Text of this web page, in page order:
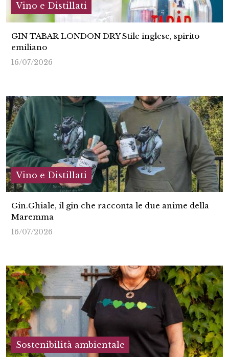
Vino e Distillati
GIN TABAR LONDON DRY Stile inglese, spirito
emiliano
16/07/2026
Vino e Distillati
Gin.Ghiale, il gin che racconta le due anime della
Maremma
16/07/2026
Sostenibilità ambientale